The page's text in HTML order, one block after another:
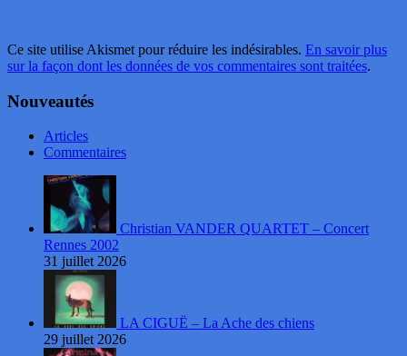
Ce site utilise Akismet pour réduire les indésirables. En savoir plus
sur la façon dont les données de vos commentaires sont traitées.
Nouveautés
Articles
Commentaires
Christian VANDER QUARTET – Concert
Rennes 2002
31 juillet 2026
LA CIGUË – La Ache des chiens
29 juillet 2026